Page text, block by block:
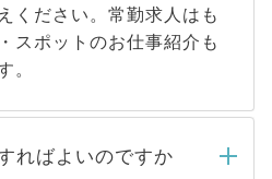
ください。常勤求人はも
スポットのお仕事紹介も
。
ればよいのですか